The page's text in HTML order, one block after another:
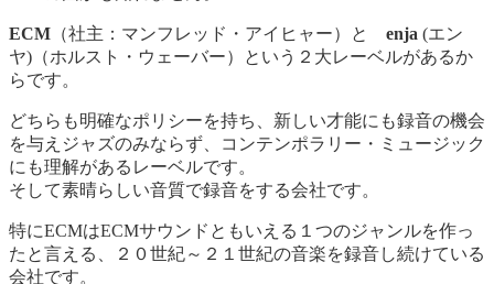
ECM （社主：マンフレッド・アイヒャー）と enja (エン
ヤ)（ホルスト・ウェーバー）という２大レーベルがあるか
らです。
どちらも明確なポリシーを持ち、新しい才能にも録音の機会
を与えジャズのみならず、コンテンポラリー・ミュージック
にも理解があるレーベルです。
そして素晴らしい音質で録音をする会社です。
特にECMはECMサウンドともいえる１つのジャンルを作っ
たと言える、２０世紀～２１世紀の音楽を録音し続けている
会社です。